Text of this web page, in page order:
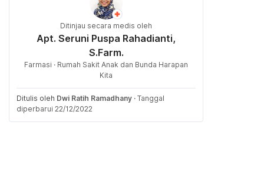
Ditinjau secara medis oleh
Apt. Seruni Puspa Rahadianti,
S.Farm.
Farmasi · Rumah Sakit Anak dan Bunda Harapan
Kita
Ditulis oleh Dwi Ratih Ramadhany · Tanggal
diperbarui 22/12/2022